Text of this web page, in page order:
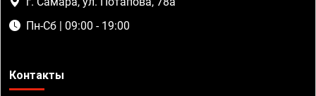
Пн-Сб | 09:00 - 19:00
Контакты